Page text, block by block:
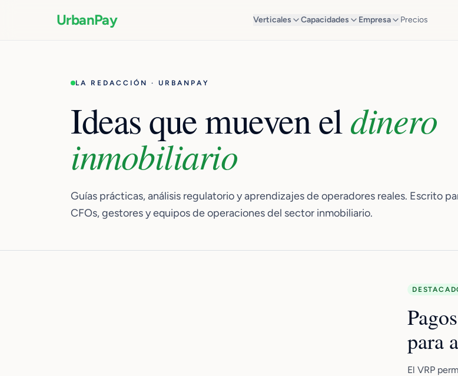
UrbanPay Verticales Capacidades Empresa Precios
LA REDACCIÓN · URBANPAY
Ideas que mueven eldinero
inmobiliario
Guías prácticas, análisis regulatorio y aprendizajes de operadores reales. Escrito
CFOs, gestores y equipos de operaciones del sector inmobiliario.
para
El VRP